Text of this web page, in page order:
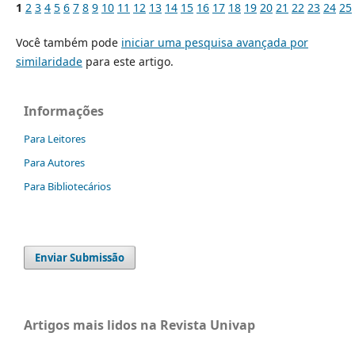
1 2 3 4 5 6 7 8 9 10 11 12 13 14 15 16 17 18 19 20 21 22 23 24 25
Você também pode iniciar uma pesquisa avançada por
similaridadepara este artigo.
Informações
Para Leitores
Para Autores
Para Bibliotecários
Enviar Submissão
Artigos mais lidos na Revista Univap